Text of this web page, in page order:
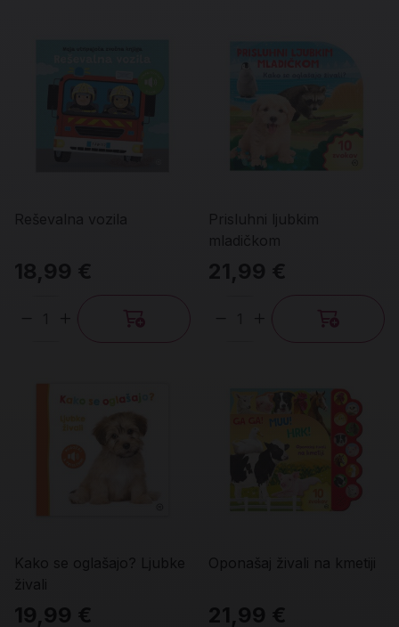
Reševalna vozila
18,99 €
Količina
Prisluhni ljubkim
mladičkom
21,99 €
Količina
Kako se oglašajo? Ljubke
živali
19,99 €
Oponašaj živali na kmetiji
21,99 €